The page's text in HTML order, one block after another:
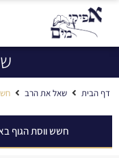
דף הבית שאל את הרב
חשש ווסת הגוף